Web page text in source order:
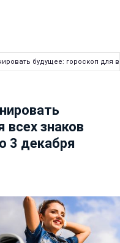
будущее: гороскоп для
всех знаков
3 декабря